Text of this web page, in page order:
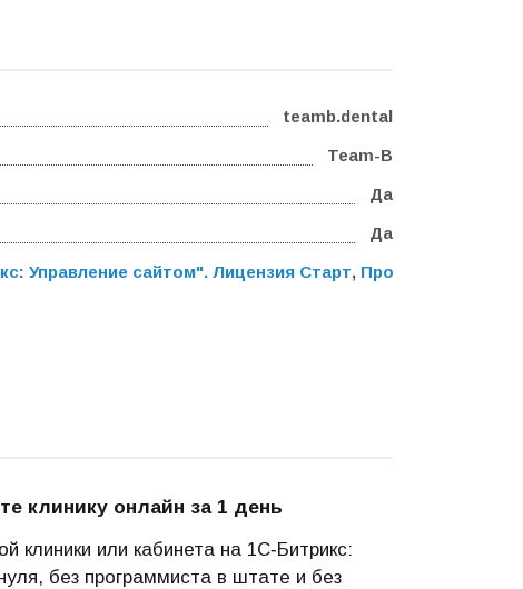
teamb.dental
Team-B
Да
Да
Управление сайтом". Лицензия Старт, Программа для
клинику онлайн за 1 день
клиники или кабинета на 1С‑Битрикс:
без программиста в штате и без